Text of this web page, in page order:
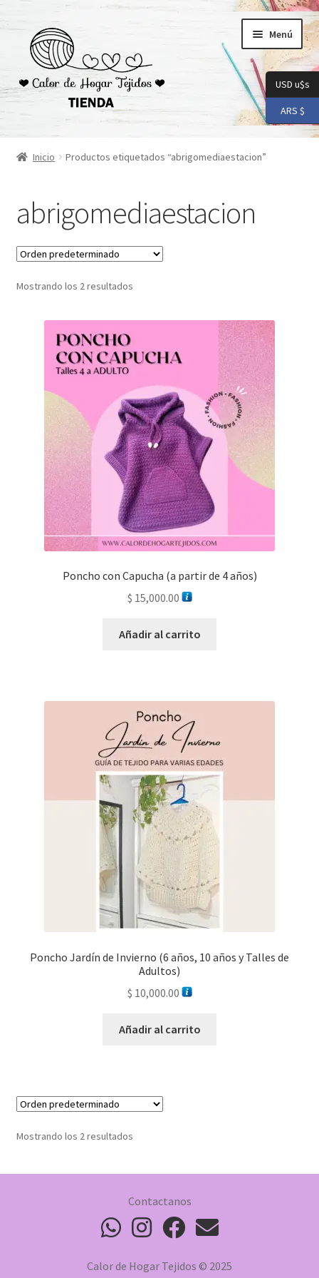
navegación
contenido
Menú
Inicio
Checkout
Conoceme
Preguntas Frecuentes
Inicio Productos etiquetados “abrigomediaestacion”
abrigomediaestacion
Mostrando los 2 resultados
Poncho con Capucha (a partir de 4 años)
$ 15,000.00
Añadir al carrito
Poncho Jardín de Invierno (6 años, 10 años y Talles de
Adultos)
$ 10,000.00
Añadir al carrito
Mostrando los 2 resultados
Contactanos
Calor de Hogar Tejidos © 2025
USD u$s
ARS $